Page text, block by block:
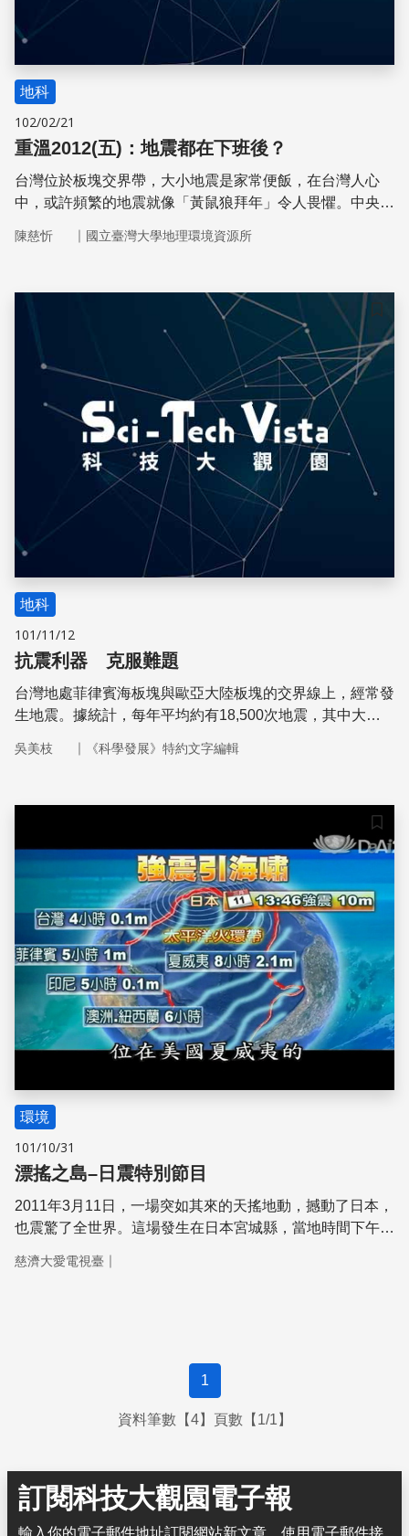
地科
102/02/21
重溫2012(五)：地震都在下班後？
台灣位於板塊交界帶，大小地震是家常便飯，在台灣人心
中，或許頻繁的地震就像「黃鼠狼拜年」令人畏懼。中央氣
和近代趨勢，也探討多年觀察下來的有趣問題。
陳慈忻 ｜ 國立臺灣大學地理環境資源所
儲存
地科
101/11/12
抗震利器 克服難題
台灣地處菲律賓海板塊與歐亞大陸板塊的交界線上，經常發
生地震。據統計，每年平均約有18,500次地震，其中大約
片土地上的建築物造成潛在影響，也為國人帶來巨大的陰
吳美枝 ｜ 《科學發展》特約文字編輯
儲存
環境
101/10/31
漂搖之島–日震特別節目
2011年3月11日，一場突如其來的天搖地動，撼動了日本，
也震驚了全世界。這場發­生在日本宮城縣，當地時間下午2
地震的250多倍，是日本史上的第一大震，更是世界第四大
加上餘震不斷，恐怖景象有如人間煉獄，生死就在一瞬­之
助 慈濟大愛電視台《發現》科普節目
慈濟大愛電視臺 ｜
1
資料筆數【4】頁數【1/1】
訂閱科技大觀園電子報
輸入你的電子郵件地址訂閱網站新文章，使用電子郵件接